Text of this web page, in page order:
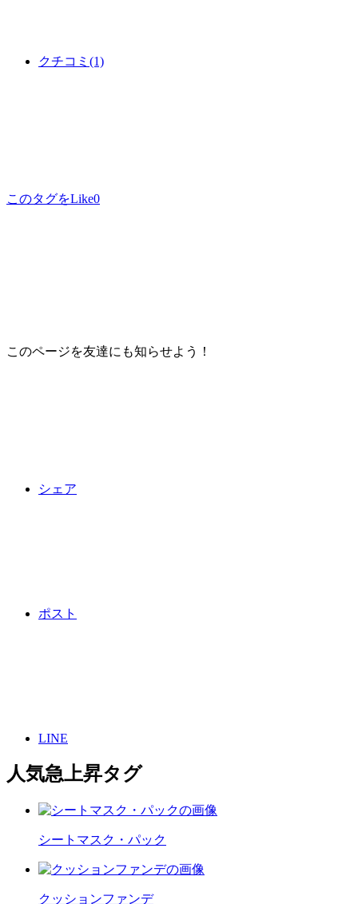
クチコミ (1)
このタグをLike0
このページを友達にも知らせよう！
シェア
ポスト
LINE
人気急上昇タグ
シートマスク・パック
クッションファンデ